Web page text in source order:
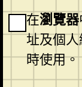
在瀏覽器
址及個
時使用。